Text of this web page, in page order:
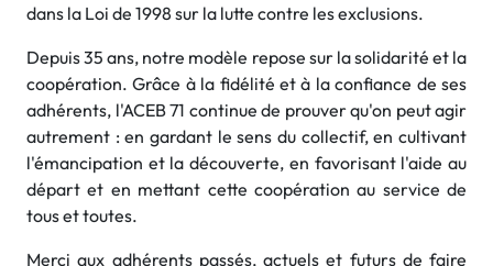
dans la Loi de 1998 sur la lutte contre les exclusions.
Depuis 35 ans, notre modèle repose sur la solidarité et la
coopération. Grâce à la fidélité et à la confiance de ses
adhérents, l'ACEB 71 continue de prouver qu'on peut agir
autrement : en gardant le sens du collectif, en cultivant
l'émancipation et la découverte, en favorisant l'aide au
départ et en mettant cette coopération au service de
tous et toutes.
Merci aux adhérents passés, actuels et futurs de faire